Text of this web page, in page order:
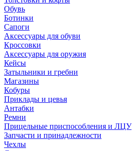
Обувь
Ботинки
Сапоги
Аксессуары для обуви
Кроссовки
Аксессуары для оружия
Кейсы
Затыльники и гребни
Магазины
Кобуры
Приклады и цевья
Антабки
Ремни
Прицельные приспособления и ЛЦУ
Запчасти и принадлежности
Чехлы